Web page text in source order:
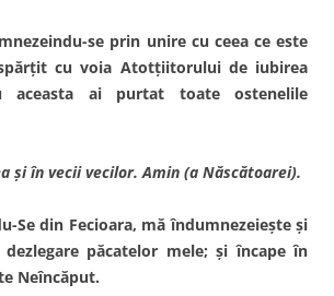
se prin unire cu ceea ce este
cu voia Atotţiitorului de iubirea
aceasta ai purtat toate ostenelile
şi în vecii vecilor. Amin (a Născătoarei).
Se din Fecioara, mă îndumnezeieşte şi
dezlegare pă­catelor mele; şi încape în
Neîncăput.